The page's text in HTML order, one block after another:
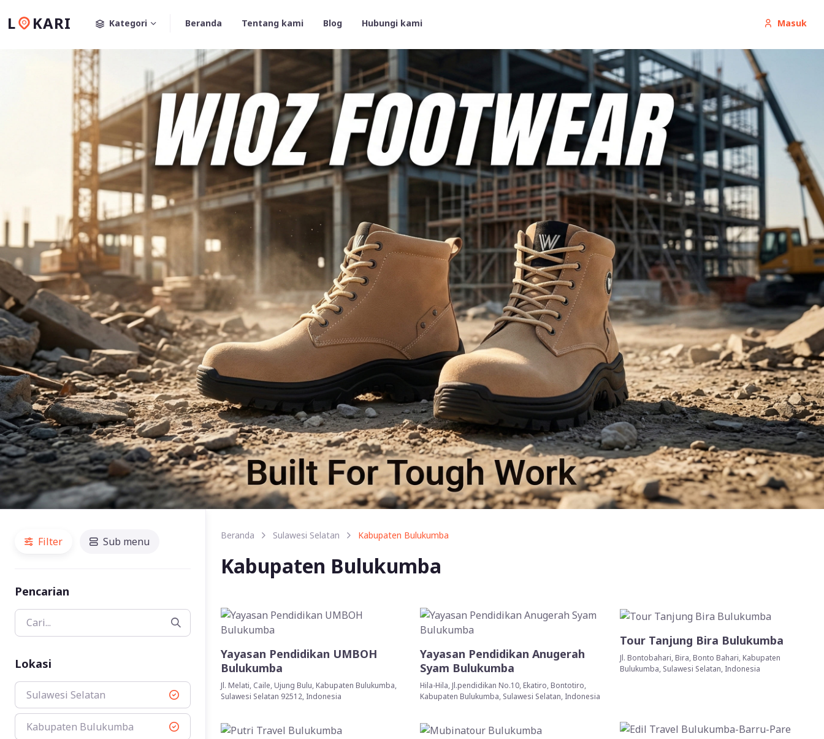
L KARI Masuk
Kategori Beranda Tentang kami Blog Hubungi kami
Filter Sub menu
Pencarian
Lokasi
Sulawesi Selatan
Kabupaten Bulukumba
Beranda Sulawesi Selatan Kabupaten Bulukumba
Kabupaten Bulukumba
Yayasan Pendidikan UMBOH
Bulukumba
Jl. Melati, Caile, Ujung Bulu, Kabupaten Bulukumba,
Sulawesi Selatan 92512, Indonesia
Yayasan Pendidikan Anugerah
Syam Bulukumba
Hila-Hila, Jl.pendidikan No.10, Ekatiro, Bontotiro,
Kabupaten Bulukumba, Sulawesi Selatan, Indonesia
Tour Tanjung Bira Bulukumba
Jl. Bontobahari, Bira, Bonto Bahari, Kabupaten
Bulukumba, Sulawesi Selatan, Indonesia